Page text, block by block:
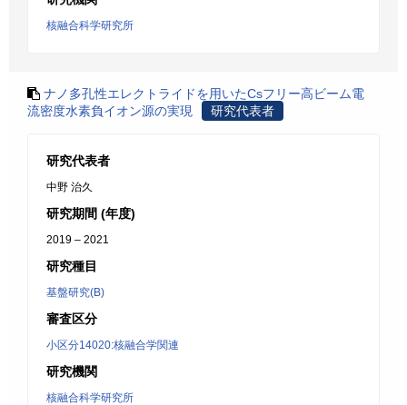
核融合科学研究所
ナノ多孔性エレクトライドを用いたCsフリー高ビーム電
流密度水素負イオン源の実現
研究代表者
研究代表者
中野 治久
研究期間 (年度)
2019 – 2021
研究種目
基盤研究(B)
審査区分
小区分14020:核融合学関連
研究機関
核融合科学研究所